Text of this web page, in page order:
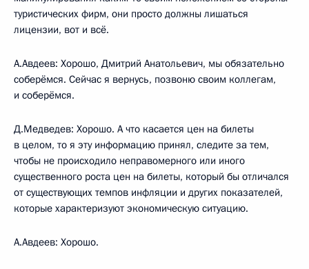
туристических фирм, они просто должны лишаться
лицензии, вот и всё.
А.Авдеев: Хорошо, Дмитрий Анатольевич, мы обязательно
соберёмся. Сейчас я вернусь, позвоню своим коллегам,
и соберёмся.
Д.Медведев: Хорошо. А что касается цен на билеты
в целом, то я эту информацию принял, следите за тем,
чтобы не происходило неправомерного или иного
существенного роста цен на билеты, который бы отличался
от существующих темпов инфляции и других показателей,
которые характеризуют экономическую ситуацию.
А.Авдеев: Хорошо.